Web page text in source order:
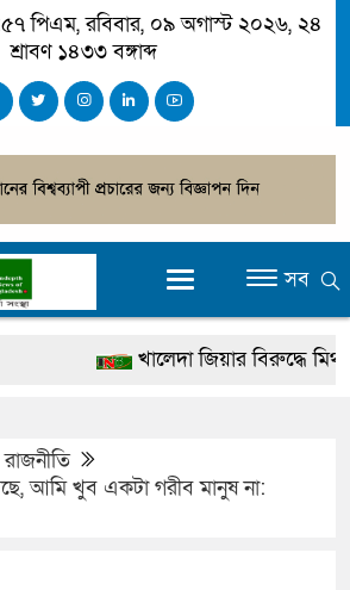
পিএম, রবিবার, ০৯ অগাস্ট ২০২৬, ২৪
শ্রাবণ ১৪৩৩ বঙ্গাব্দ
সব
খালেদা জিয়ার বিরুদ্ধে মিথ্যা
দেশটা আমাদের সবার,
রাজনীতি
আমি খুব একটা গরীব মানুষ না: